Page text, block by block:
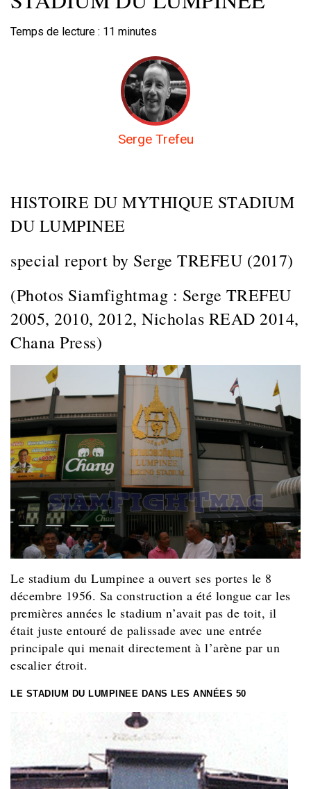
Temps de lecture : 11 minutes
Serge Trefeu
HISTOIRE DU MYTHIQUE STADIUM
DU LUMPINEE
special report by Serge TREFEU (2017)
(Photos Siamfightmag : Serge TREFEU
2005, 2010, 2012, Nicholas READ 2014,
Chana Press)
Le stadium du Lumpinee a ouvert ses portes le 8
décembre 1956. Sa construction a été longue car les
premières années le stadium n’avait pas de toit, il
était juste entouré de palissade avec une entrée
principale qui menait directement à l’arène par un
escalier étroit.
LE STADIUM DU LUMPINEE DANS LES ANNÉES 50